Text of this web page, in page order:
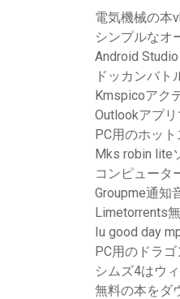
電気機械の本
シンプルなオ
Android
ドッカンバト
Kmspicoアク
Outlookアプ
PC用のホッ
Mks robin lite
コンピュータ
Groupme通知
Limetorrents
Iu good day
PC用のドラ
シムズ4はウ
無料の本をダ